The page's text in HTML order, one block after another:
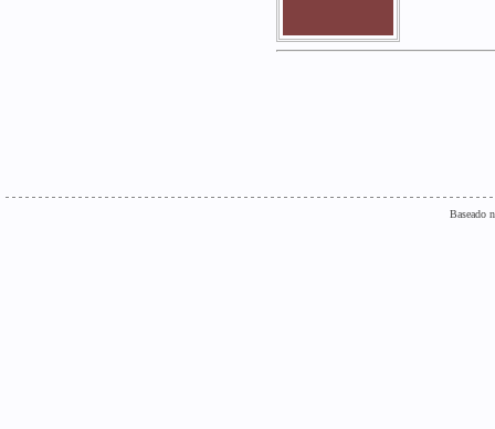
Baseado